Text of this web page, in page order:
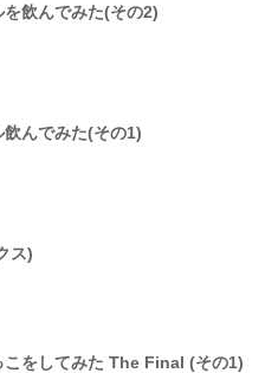
を飲んでみた(その2)
飲んでみた(その1)
ス)
こをしてみた The Final (その1)